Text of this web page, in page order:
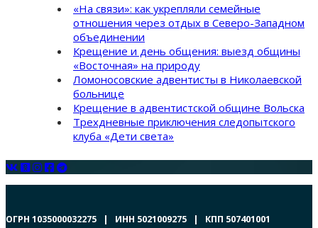
«На связи»: как укрепляли семейные
отношения через отдых в Северо-Западном
объединении
Крещение и день общения: выезд общины
«Восточная» на природу
Ломоносовские адвентисты в Николаевской
больнице
Крещение в адвентистской общине Вольска
Трехдневные приключения следопытского
клуба «Дети света»
ОГРН 1035000032275 | ИНН 5021009275 | КПП 507401001